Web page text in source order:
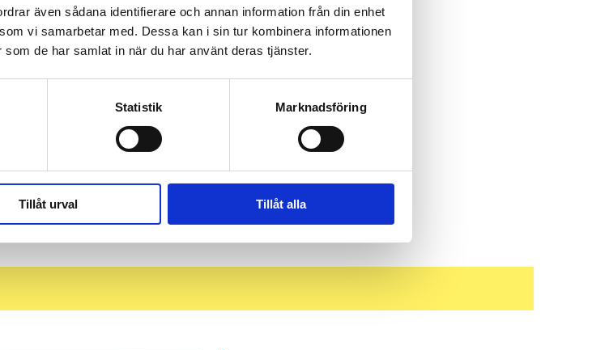
även sådana identifierare och annan information från din enhet
vi samarbetar med. Dessa kan i sin tur kombinera informationen
de har samlat in när du har använt deras tjänster.
Statistik Marknadsföring
Tillåt urval Tillåt alla